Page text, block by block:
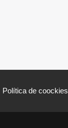
Política de coockies